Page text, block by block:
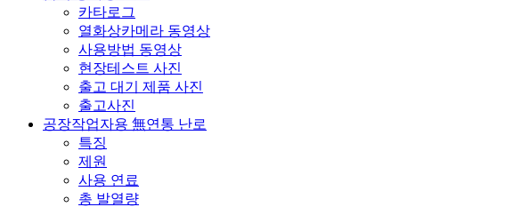
카타로그
열화상카메라 동영상
사용방법 동영상
현장테스트 사진
출고 대기 제품 사진
출고사진
공장작업자용 無연통 난로
특징
제원
사용 연료
총 발열량